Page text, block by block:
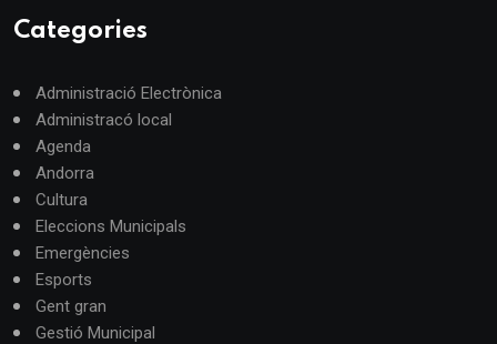
Categories
Administració Electrònica
Administracó local
Agenda
Andorra
Cultura
Eleccions Municipals
Emergències
Esports
Gent gran
Gestió Municipal